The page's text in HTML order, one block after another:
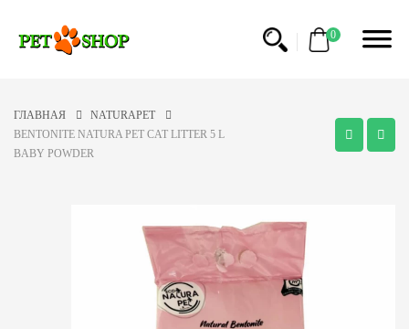
0
ГЛАВНАЯ
NATURAPET
BENTONITE NATURA PET CAT LITTER 5 L
BABY POWDER